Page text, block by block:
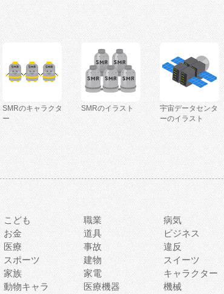
SMRのキャラクタ
ー
SMRのイラスト
宇宙データセンタ
ーのイラスト
こども 職業 病気
お金 道具 ビジネス
医療 事故 違反
スポーツ 建物 スイーツ
家族 家電 キャラクター
動物キャラ 医療機器 機械